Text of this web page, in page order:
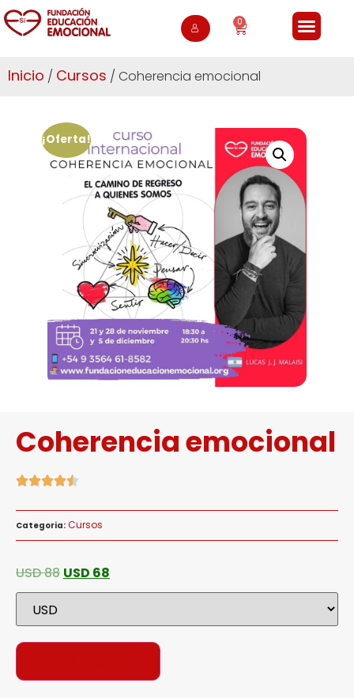
0
Inicio / Cursos / Coherencia emocional
¡Oferta!
Coherencia emocional
Categoria: Cursos
USD88 USD 68